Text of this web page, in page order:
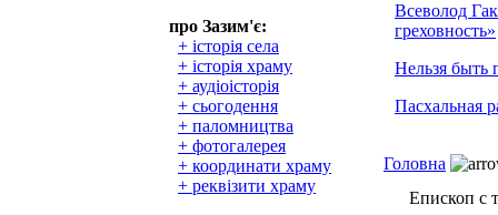
про Зазим'є:
+ історія села
+ історія храму
+ аудіоісторія
+ сьогодення
+ паломництва
+ фотогалерея
+ координати храму
+ реквізити храму
Всеволод
греховность»
Нельзя быть
Пасхальная
Головна
Епископ с